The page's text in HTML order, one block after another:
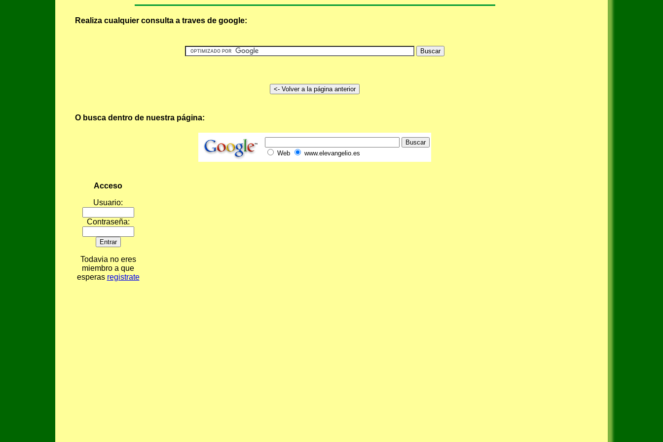
Realiza cualquier consulta a traves de google:
O busca dentro de nuestra página:
Web www.elevangelio.es
Acceso
Usuario:
Contraseña:
Todavia no eres
miembro a que
esperas registrate